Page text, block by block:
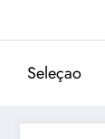
Seleçao